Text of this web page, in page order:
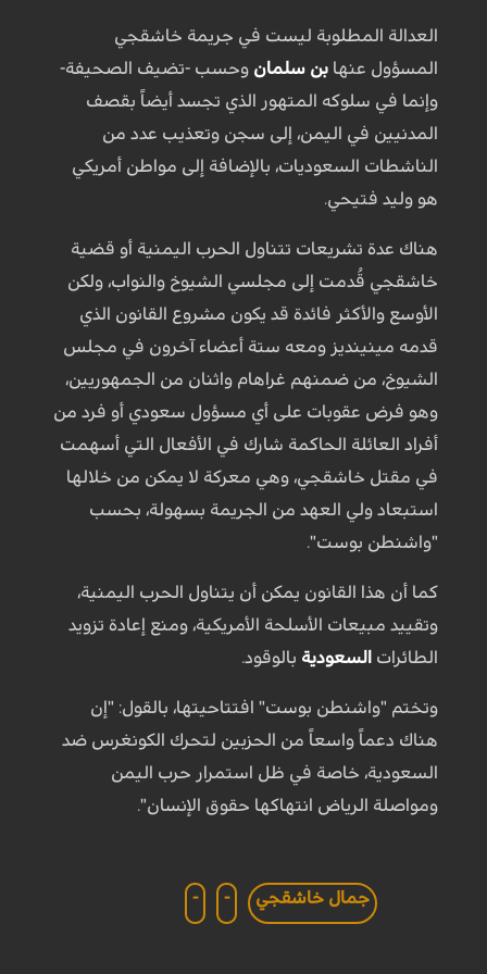
العدالة المطلوبة ليست في جريمة خاشقجي
المسؤول عنها بن سلمان وحسب -تضيف الصحيفة-
وإنما في سلوكه المتهور الذي تجسد أيضاً بقصف
المدنيين في اليمن، إلى سجن وتعذيب عدد من
الناشطات السعوديات، بالإضافة إلى مواطن أمريكي
هو وليد فتيحي.
هناك عدة تشريعات تتناول الحرب اليمنية أو قضية
خاشقجي قُدمت إلى مجلسي الشيوخ والنواب، ولكن
الأوسع والأكثر فائدة قد يكون مشروع القانون الذي
قدمه مينينديز ومعه ستة أعضاء آخرون في مجلس
الشيوخ، من ضمنهم غراهام واثنان من الجمهوريين،
وهو فرض عقوبات على أي مسؤول سعودي أو فرد من
أفراد العائلة الحاكمة شارك في الأفعال التي أسهمت
في مقتل خاشقجي، وهي معركة لا يمكن من خلالها
استبعاد ولي العهد من الجريمة بسهولة، بحسب
"واشنطن بوست".
كما أن هذا القانون يمكن أن يتناول الحرب اليمنية،
وتقييد مبيعات الأسلحة الأمريكية، ومنع إعادة تزويد
الطائرات السعودية بالوقود.
وتختم "واشنطن بوست" افتتاحيتها، بالقول: "إن
هناك دعماً واسعاً من الحزبين لتحرك الكونغرس ضد
السعودية، خاصة في ظل استمرار حرب اليمن
ومواصلة الرياض انتهاكها حقوق الإنسان".
جمال خاشقجي -
-